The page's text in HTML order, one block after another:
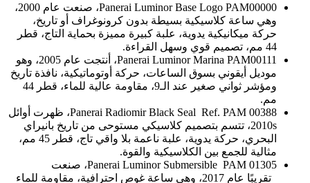
Panerai Luminor Base Logo PAM00000، صنعت عام 2000،
وهي ساعة كلاسيكية بسيطة بدون كرونوغراف أو تاريخ،
حركة ميكانيكية يدوية، علبة كبيرة مميزة بحماية التاج، قطر
44 مم، تصميم قوي وسهل القراءة.
Panerai Luminor Marina PAM00111، أنتجت عام 2005، وهو
موديل أيقوني بسوق الساعات، حركة أوتوماتيكية، نافذة تاريخ
ومؤشر ثواني صغير عند الـ9، مقاومة عالية للماء، قطر 44
مم.
Panerai Radiomir Black Seal Ref. PAM 00388، ظهرت أوائل
2010s، تتسم بتصميم كلاسيكي مستوحى من تاريخ بانيراي
البحري، حركة يدوية، علبة ناعمة بلا واقي تاج، قطر 45 مم،
مثالية للجمع بين الكلاسيكية والقوة.
Panerai Luminor Submersible PAM 01305، صنعت
تقريبًا عام 2017، وهي ساعة غوص احترافية، مقاومة للماء